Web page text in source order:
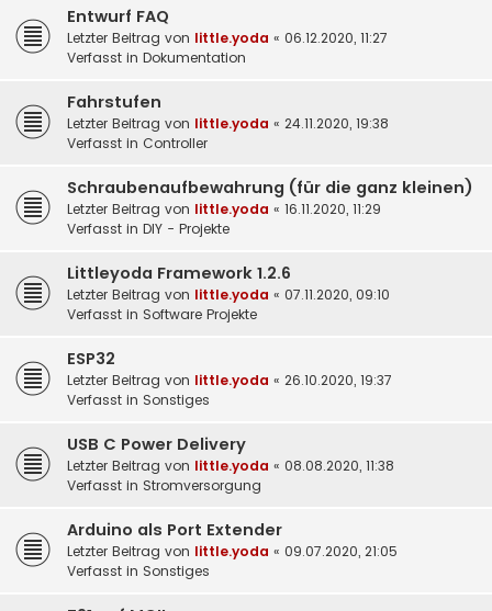
Entwurf FAQ
Letzter Beitrag von little.yoda « 06.12.2020, 11:27
Verfasst in Dokumentation
Fahrstufen
Letzter Beitrag von little.yoda « 24.11.2020, 19:38
Verfasst in Controller
Schraubenaufbewahrung (für die ganz kleinen)
Letzter Beitrag von little.yoda « 16.11.2020, 11:29
Verfasst in DIY - Projekte
Littleyoda Framework 1.2.6
Letzter Beitrag von little.yoda « 07.11.2020, 09:10
Verfasst in Software Projekte
ESP32
Letzter Beitrag von little.yoda « 26.10.2020, 19:37
Verfasst in Sonstiges
USB C Power Delivery
Letzter Beitrag von little.yoda « 08.08.2020, 11:38
Verfasst in Stromversorgung
Arduino als Port Extender
Letzter Beitrag von little.yoda « 09.07.2020, 21:05
Verfasst in Sonstiges